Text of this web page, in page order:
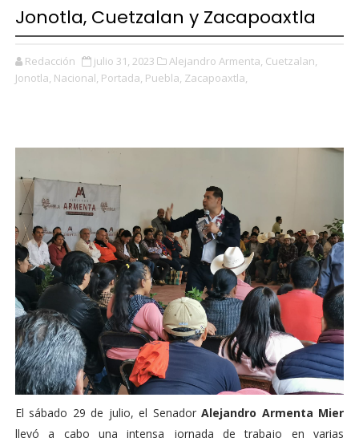
Jonotla, Cuetzalan y Zacapoaxtla
Redacción julio 31, 2023 Alejandro Armenta, Cuetzalan,
Jonotla, Nacional, Portada, Puebla, Zacapoaxtla,
El sábado 29 de julio, el SenadorAlejandro Armenta Mier
llevó a cabo una intensa jornada de trabajo en varias